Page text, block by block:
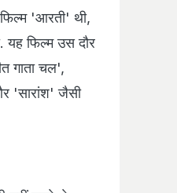
फिल्म 'आरती' थी,
यह फिल्म उस दौर
गाता चल',
'सारांश' जैसी